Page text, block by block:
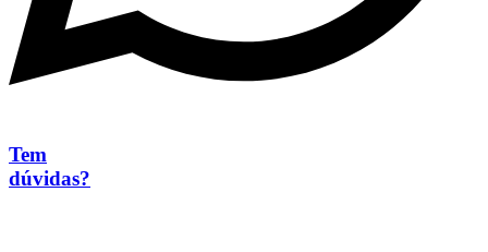
Tem
dúvidas?